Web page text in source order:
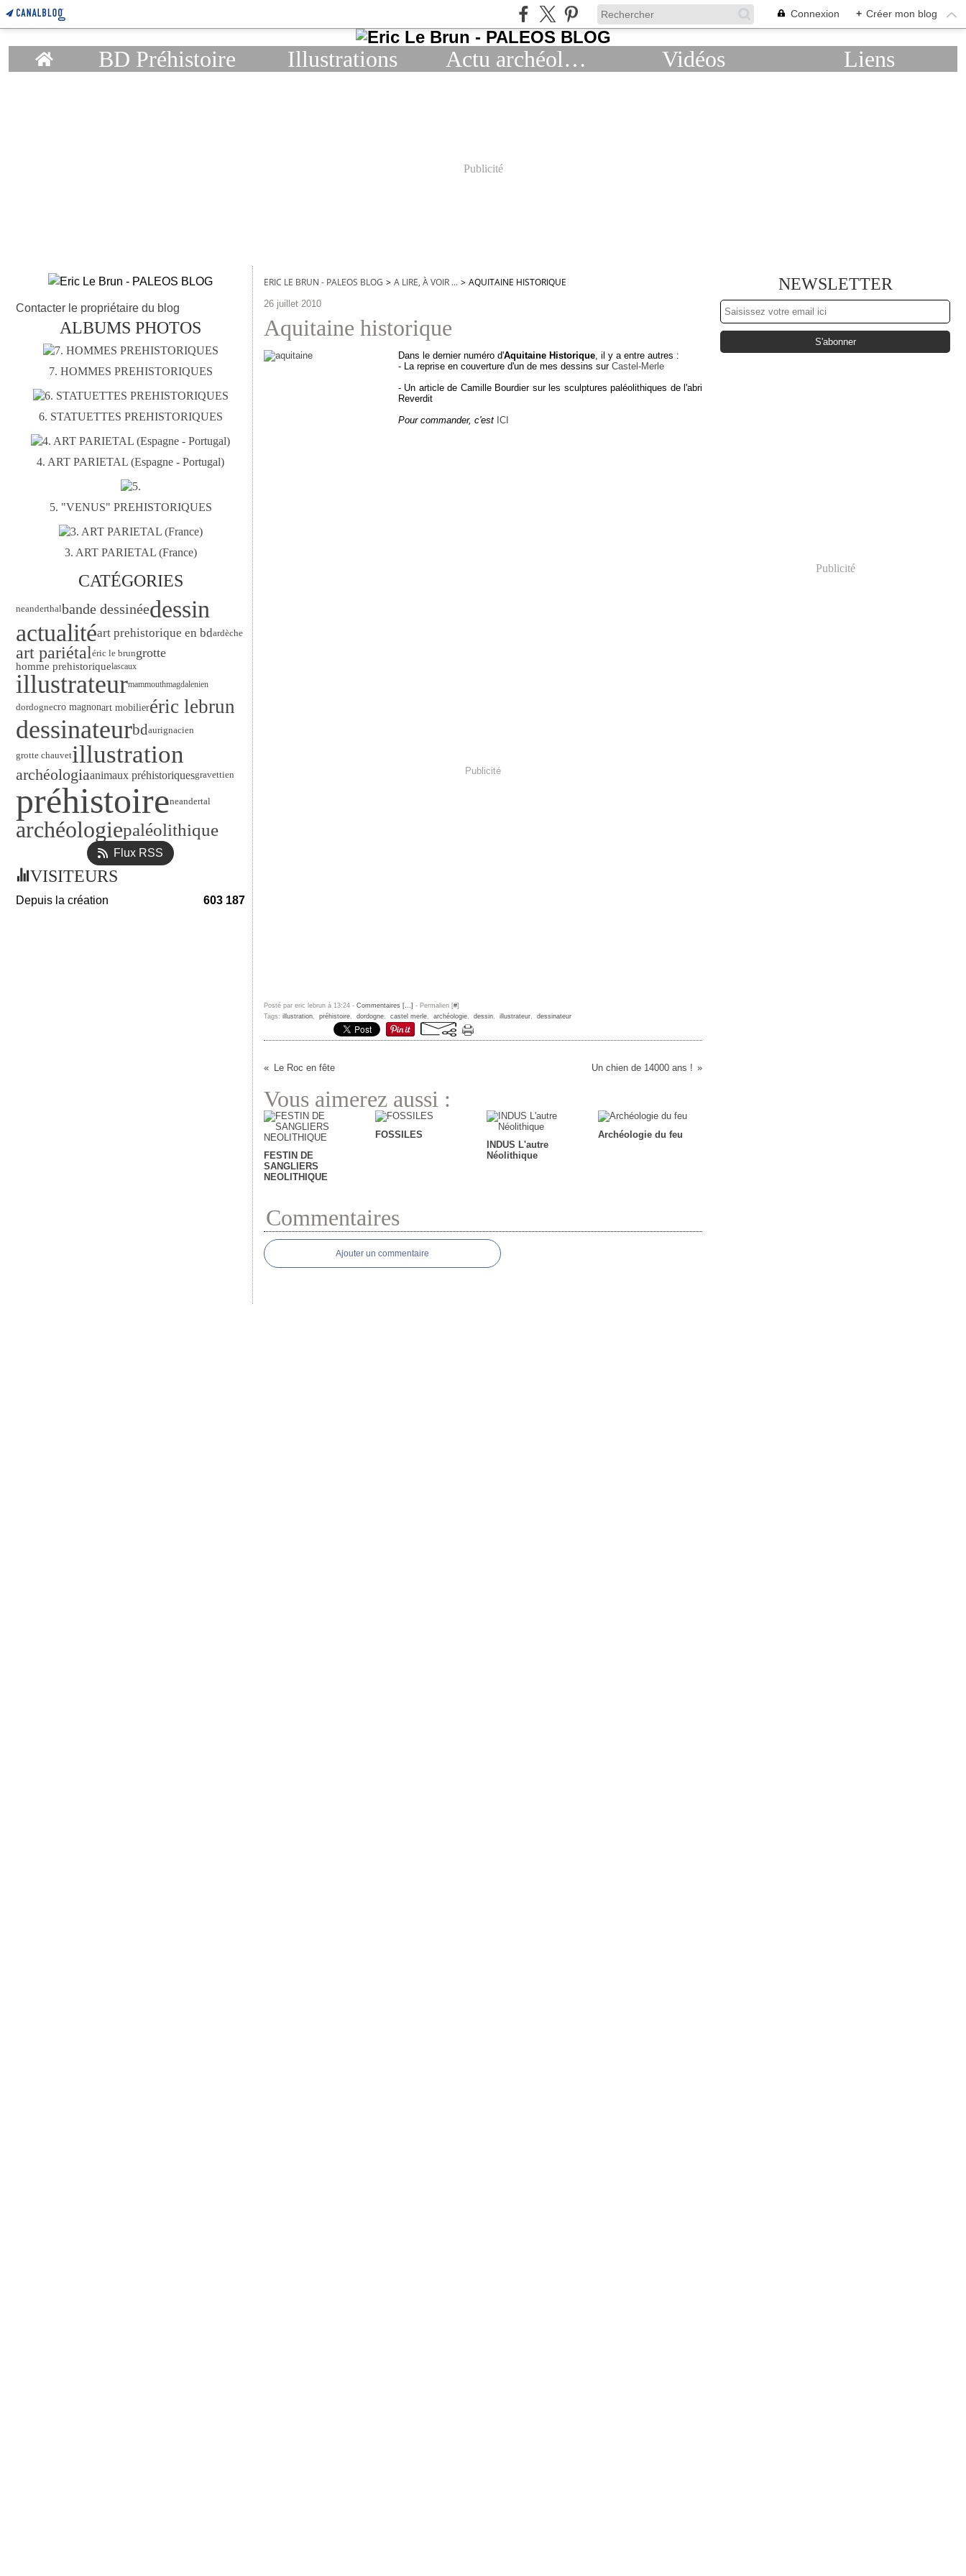
Connexion + Créer mon blog
Home BD Préhistoire Illustrations Actu archéologie Vidéos Liens
Publicité
Contacter le propriétaire du blog
ALBUMS PHOTOS
7. HOMMES PREHISTORIQUES
6. STATUETTES PREHISTORIQUES
4. ART PARIETAL (Espagne - Portugal)
5. "VENUS" PREHISTORIQUES
3. ART PARIETAL (France)
CATÉGORIES
neanderthalbande dessinéedessin
actualitéart prehistorique en bdardèche
art pariétaléric le brungrotte
homme prehistoriquelascaux
illustrateurmammouthmagdalenien
dordognecro magnonart mobilieréric lebrun
dessinateurbdaurignacien
grotte chauvetillustration
archéologiaanimaux préhistoriquesgravettien
préhistoireneandertal
archéologiepaléolithique
Flux RSS
VISITEURS
Depuis la création 603 187
ERIC LE BRUN - PALEOS BLOG > A LIRE, À VOIR ... > AQUITAINE HISTORIQUE
26 juillet 2010
Aquitaine historique
Dans le dernier numéro d'Aquitaine Historique, il y a entre autres :
- La reprise en couverture d'un de mes dessins sur Castel-Merle
- Un article de Camille Bourdier sur les sculptures paléolithiques de l'abri
Reverdit
Pour commander, c'est ICI
Publicité
Posté par eric lebrun à 13:24 - Commentaires […] - Permalien [#]
Tags: illustration, préhistoire, dordogne, castel merle, archéologie, dessin, illustrateur, dessinateur
Le Roc en fête Un chien de 14000 ans !
Vous aimerez aussi :
FESTIN DE
SANGLIERS
NEOLITHIQUE
FOSSILES
INDUS L'autre
Néolithique
Archéologie du feu
Commentaires
Ajouter un commentaire
NEWSLETTER
Publicité